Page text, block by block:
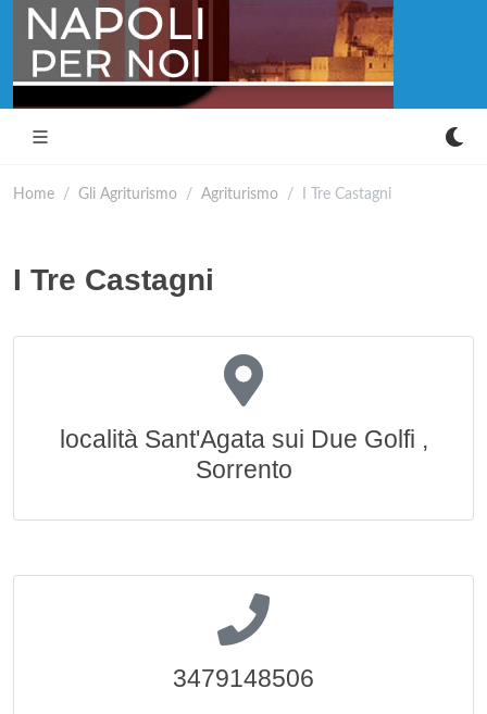
Home Gli Agriturismo Agriturismo I Tre Castagni
I Tre Castagni
località Sant'Agata sui Due Golfi ,
Sorrento
3479148506